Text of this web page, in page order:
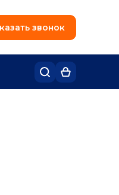
48-49
звонок